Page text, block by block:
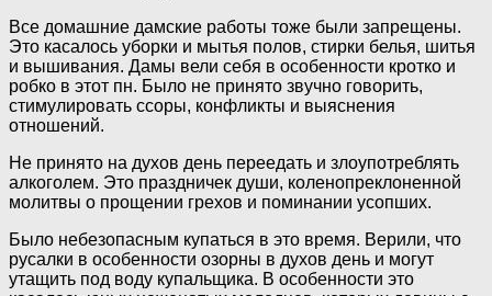
Все домашние дамские работы тоже были запрещены.
Это касалось уборки и мытья полов, стирки белья, шитья
и вышивания. Дамы вели себя в особенности кротко и
робко в этот пн. Было не принято звучно говорить,
стимулировать ссоры, конфликты и выяснения
отношений.
Не принято на духов день переедать и злоупотреблять
алкоголем. Это праздничек души, коленопреклоненной
молитвы о прощении грехов и поминании усопших.
Было небезопасным купаться в это время. Верили, что
русалки в особенности озорны в духов день и могут
утащить под воду купальщика. В особенности это